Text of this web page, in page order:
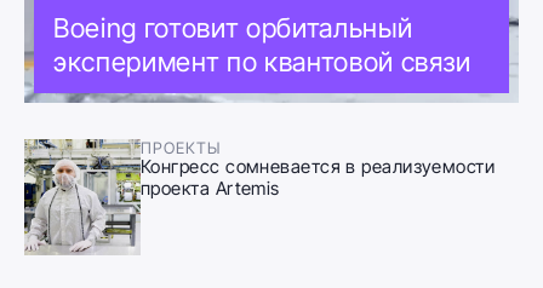
Boeing готовит орбитальный
эксперимент по квантовой связи
ПРОЕКТЫ
Конгресс сомневается в реализуемости
проекта Artemis